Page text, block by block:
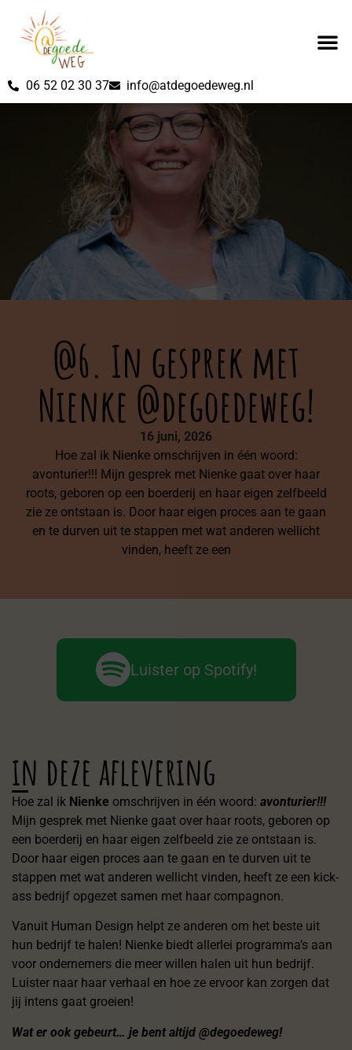
06 52 02 30 37 info@atdegoedeweg.nl
@6. In gesprek met
Nienke @degoedeweg!
16 juni, 2026
Hoe zal ik Nienke omschrijven in één woord:
avonturier!!! Mijn gesprek met Nienke gaat over haar
roots, geboren op een boerderij en haar eigen zelfbeeld
zie ze ontstaan is. Door haar eigen proces aan te gaan
en te durven uit te stappen met wat anderen wellicht
vinden, heeft ze een
Luister op Spotify!
in deze aflevering
Hoe zal ik Nienke omschrijven in één woord: avonturier!!!
Mijn gesprek met Nienke gaat over haar roots, geboren op
een boerderij en haar eigen zelfbeeld zie ze ontstaan is.
Door haar eigen proces aan te gaan en te durven uit te
stappen met wat anderen wellicht vinden, heeft ze een kick-
ass bedrijf opgezet samen met haar compagnon.
Vanuit Human Design helpt ze anderen om het beste uit
hun bedrijf te halen! Nienke biedt allerlei programma’s aan
voor ondernemers die meer willen halen uit hun bedrijf.
Luister naar haar verhaal en hoe ze ervoor kan zorgen dat
jij intens gaat groeien!
Wat er ook gebeurt… je bent altijd @degoedeweg!